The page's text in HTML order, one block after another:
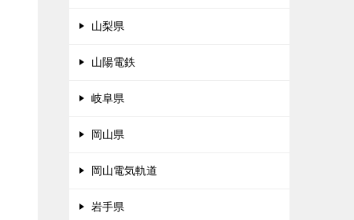
山梨県
山陽電鉄
岐阜県
岡山県
岡山電気軌道
岩手県